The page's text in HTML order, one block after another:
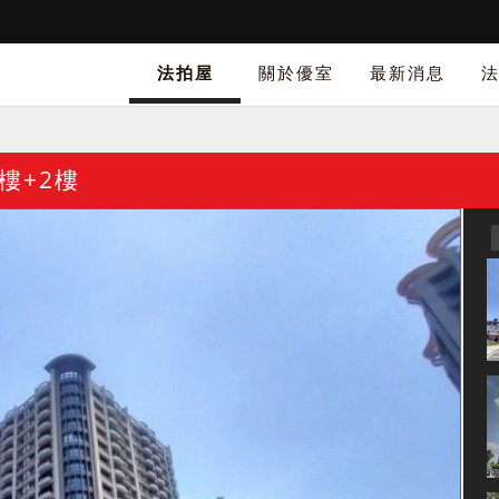
法拍屋 關於優室 最新消息
+2樓